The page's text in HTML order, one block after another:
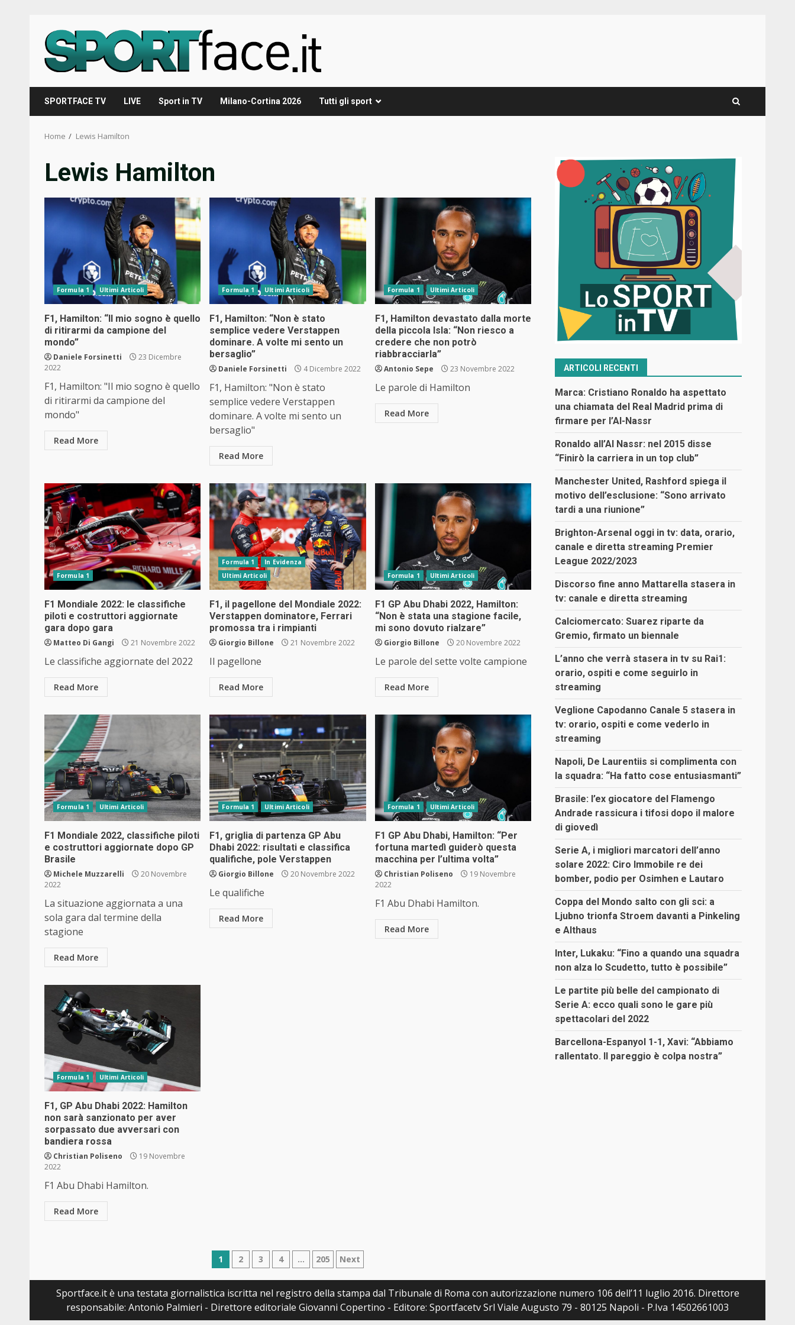
content
SPORTFACE TV LIVE Sport in TV Milano-Cortina 2026 Tutti gli sport
Home Lewis Hamilton
Lewis Hamilton
Formula 1 Ultimi Articoli
F1, Hamilton: “Il mio sogno è quello
di ritirarmi da campione del
mondo”
Daniele Forsinetti
23 Dicembre
2022
F1, Hamilton: "Il mio sogno è quello
di ritirarmi da campione del
mondo"
Read More
Formula 1 Ultimi Articoli
F1, Hamilton: “Non è stato
semplice vedere Verstappen
dominare. A volte mi sento un
bersaglio”
Daniele Forsinetti 4 Dicembre 2022
F1, Hamilton: "Non è stato
semplice vedere Verstappen
dominare. A volte mi sento un
bersaglio"
Read More
Formula 1 Ultimi Articoli
F1, Hamilton devastato dalla morte
della piccola Isla: “Non riesco a
credere che non potrò
riabbracciarla”
Antonio Sepe 23 Novembre 2022
Le parole di Hamilton
Read More
Formula 1
F1 Mondiale 2022: le classifiche
piloti e costruttori aggiornate
gara dopo gara
Matteo Di Gangi 21 Novembre 2022
Le classifiche aggiornate del 2022
Read More
Formula 1
In Evidenza
Ultimi Articoli
F1, il pagellone del Mondiale 2022:
Verstappen dominatore, Ferrari
promossa tra i rimpianti
Giorgio Billone 21 Novembre 2022
Il pagellone
Read More
Formula 1 Ultimi Articoli
F1 GP Abu Dhabi 2022, Hamilton:
“Non è stata una stagione facile,
mi sono dovuto rialzare”
Giorgio Billone 20 Novembre 2022
Le parole del sette volte campione
Read More
Formula 1 Ultimi Articoli
F1 Mondiale 2022, classifiche piloti
e costruttori aggiornate dopo GP
Brasile
Michele Muzzarelli
20 Novembre
2022
La situazione aggiornata a una
sola gara dal termine della
stagione
Read More
Formula 1 Ultimi Articoli
F1, griglia di partenza GP Abu
Dhabi 2022: risultati e classifica
qualifiche, pole Verstappen
Giorgio Billone 20 Novembre 2022
Le qualifiche
Read More
Formula 1 Ultimi Articoli
F1 GP Abu Dhabi, Hamilton: “Per
fortuna martedì guiderò questa
macchina per l’ultima volta”
Christian Poliseno
19 Novembre
2022
F1 Abu Dhabi Hamilton.
Read More
Formula 1 Ultimi Articoli
F1, GP Abu Dhabi 2022: Hamilton
non sarà sanzionato per aver
sorpassato due avversari con
bandiera rossa
Christian Poliseno
19 Novembre
2022
F1 Abu Dhabi Hamilton.
Read More
Navigazione
articoli
1 2 3 4 … 205 Next
ARTICOLI RECENTI
Marca: Cristiano Ronaldo ha aspettato
una chiamata del Real Madrid prima di
firmare per l’Al-Nassr
Ronaldo all’Al Nassr: nel 2015 disse
“Finirò la carriera in un top club”
Manchester United, Rashford spiega il
motivo dell’esclusione: “Sono arrivato
tardi a una riunione”
Brighton-Arsenal oggi in tv: data, orario,
canale e diretta streaming Premier
League 2022/2023
Discorso fine anno Mattarella stasera in
tv: canale e diretta streaming
Calciomercato: Suarez riparte da
Gremio, firmato un biennale
L’anno che verrà stasera in tv su Rai1:
orario, ospiti e come seguirlo in
streaming
Veglione Capodanno Canale 5 stasera in
tv: orario, ospiti e come vederlo in
streaming
Napoli, De Laurentiis si complimenta con
la squadra: “Ha fatto cose entusiasmanti”
Brasile: l’ex giocatore del Flamengo
Andrade rassicura i tifosi dopo il malore
di giovedì
Serie A, i migliori marcatori dell’anno
solare 2022: Ciro Immobile re dei
bomber, podio per Osimhen e Lautaro
Coppa del Mondo salto con gli sci: a
Ljubno trionfa Stroem davanti a Pinkeling
e Althaus
Inter, Lukaku: “Fino a quando una squadra
non alza lo Scudetto, tutto è possibile”
Le partite più belle del campionato di
Serie A: ecco quali sono le gare più
spettacolari del 2022
Barcellona-Espanyol 1-1, Xavi: “Abbiamo
rallentato. Il pareggio è colpa nostra”
Sportface.it è una testata giornalistica iscritta nel registro della stampa dal Tribunale di Roma con autorizzazione numero 106 dell’11 luglio 2016. Direttore
responsabile: Antonio Palmieri - Direttore editoriale Giovanni Copertino - Editore: Sportfacetv Srl Viale Augusto 79 - 80125 Napoli - P.Iva 14502661003